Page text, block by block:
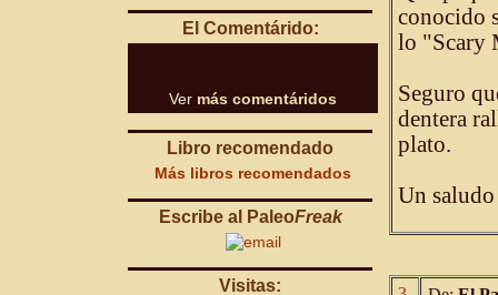
El Comentárido:
Ver más comentáridos
Libro recomendado
Más libros recomendados
Escribe al PaleoFreak
Visitas:
conocido
lo "Scary
Seguro
dentera
plato.
Un saludo